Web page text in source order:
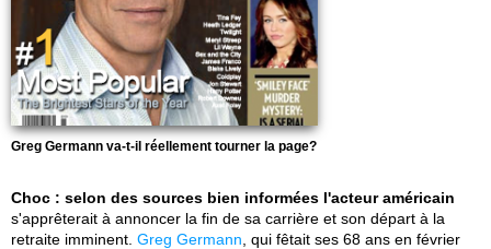
Greg Germann va-t-il réellement tourner la page?
Choc : selon des sources bien informées l'acteur américain
s'apprêterait à annoncer la fin de sa carrière et son départ à la
retraite imminent. Greg Germann , qui fêtait ses 68 ans en février